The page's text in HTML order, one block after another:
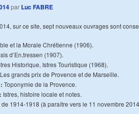
par Luc FABRE
sur ce site, sept nouveaux ouvrages sont
et la Morale Chrétienne (1906).
d’En,tressen (1907).
Historique, Istres Touristique (1968).
Les grands prix de Provence et de Marseille.
:Toponymie de la Provence.
Istres, histoire locale et notes.
de 1914-1918 (à paraître vers le 11 novembre